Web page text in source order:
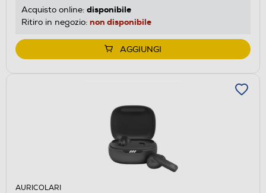
Acquisto online: disponibile
Ritiro in negozio: non disponibile
AGGIUNGI
AURICOLARI